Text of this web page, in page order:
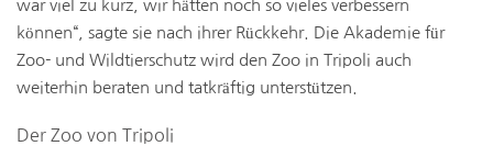
war viel zu kurz, wir hätten noch so vieles verbessern
können“, sagte sie nach ihrer Rückkehr. Die Akademie für
Zoo- und Wildtierschutz wird den Zoo in Tripoli auch
weiterhin beraten und tatkräftig unterstützen.
Der Zoo von Tripoli